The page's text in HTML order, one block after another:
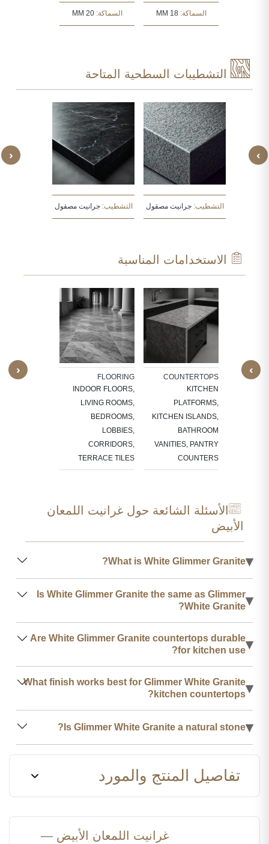
السماكة:18 MM السماكة:20 MM
التشطيبات السطحية المتاحة
‹
التشطيب:جرانيت مصقول التشطيب:جرانيت مصقول
›
الاستخدامات المناسبة
‹
COUNTERTOPS
KITCHEN
PLATFORMS,
KITCHEN ISLANDS,
BATHROOM
VANITIES, PANTRY
COUNTERS
FLOORING
INDOOR FLOORS,
LIVING ROOMS,
BEDROOMS,
LOBBIES,
CORRIDORS,
TERRACE TILES
CLADDING
›
الأسئلة الشائعة حول غرانيت اللمعان
الأبيض
▾
What is White Glimmer Granite?
▾
Is White Glimmer Granite the same as Glimmer
White Granite?
▾
Are White Glimmer Granite countertops durable
for kitchen use?
▾
What finish works best for Glimmer White Granite
kitchen countertops?
▾
Is Glimmer White Granite a natural stone?
تفاصيل المنتج والمورد
غرانيت اللمعان الأبيض —